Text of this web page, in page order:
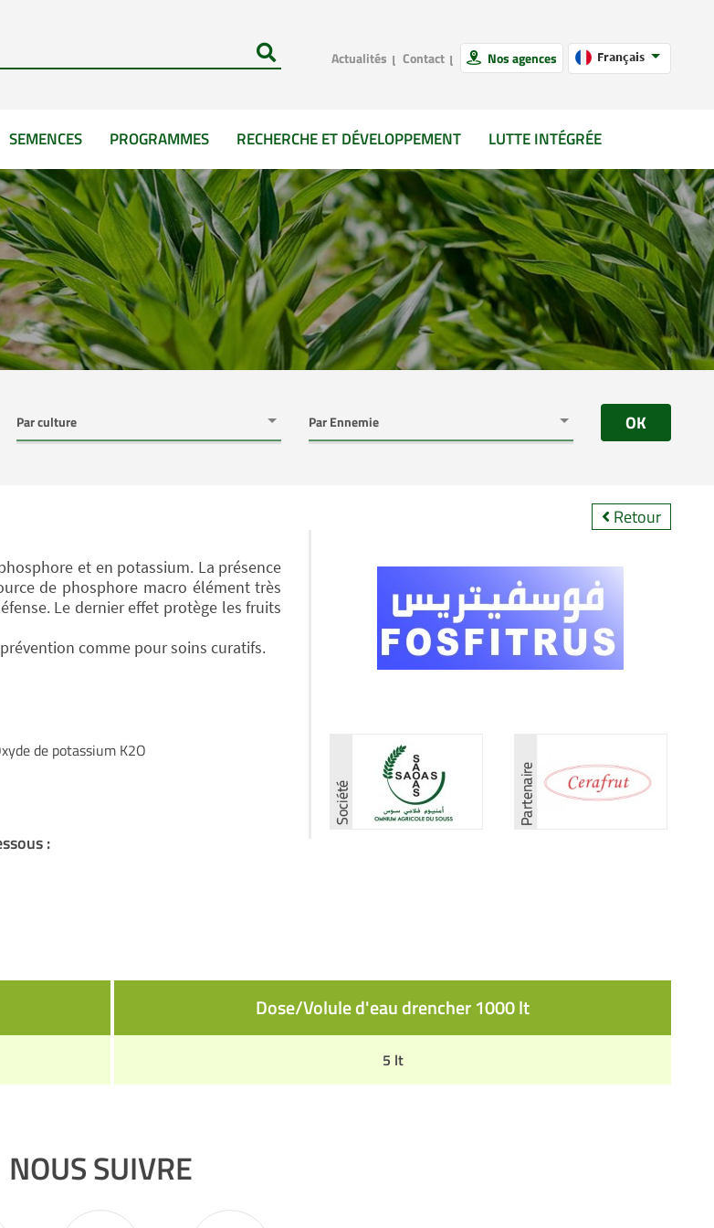
Actualités Contact Nos agences Français
SEMENCES PROGRAMMES RECHERCHE ET DÉVELOPPEMENT LUTTE INTÉGRÉE
OK
et en potassium. La présence
de phosphore macro élément très
Le dernier effet protège les fruits
comme pour soins curatifs.
de potassium K2O
:
Retour
Dose/Volule d'eau drencher 1000 lt
5 lt
NOUS SUIVRE